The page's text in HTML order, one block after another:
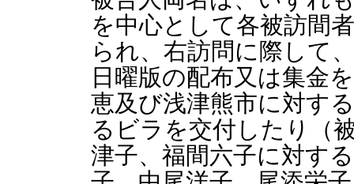
を中心として各被訪間
られ、右訪問に際して
日曜版の配布又は集金
恵及び浅津熊市に対す
るビラを交付したり（
津子、福間六子に対す